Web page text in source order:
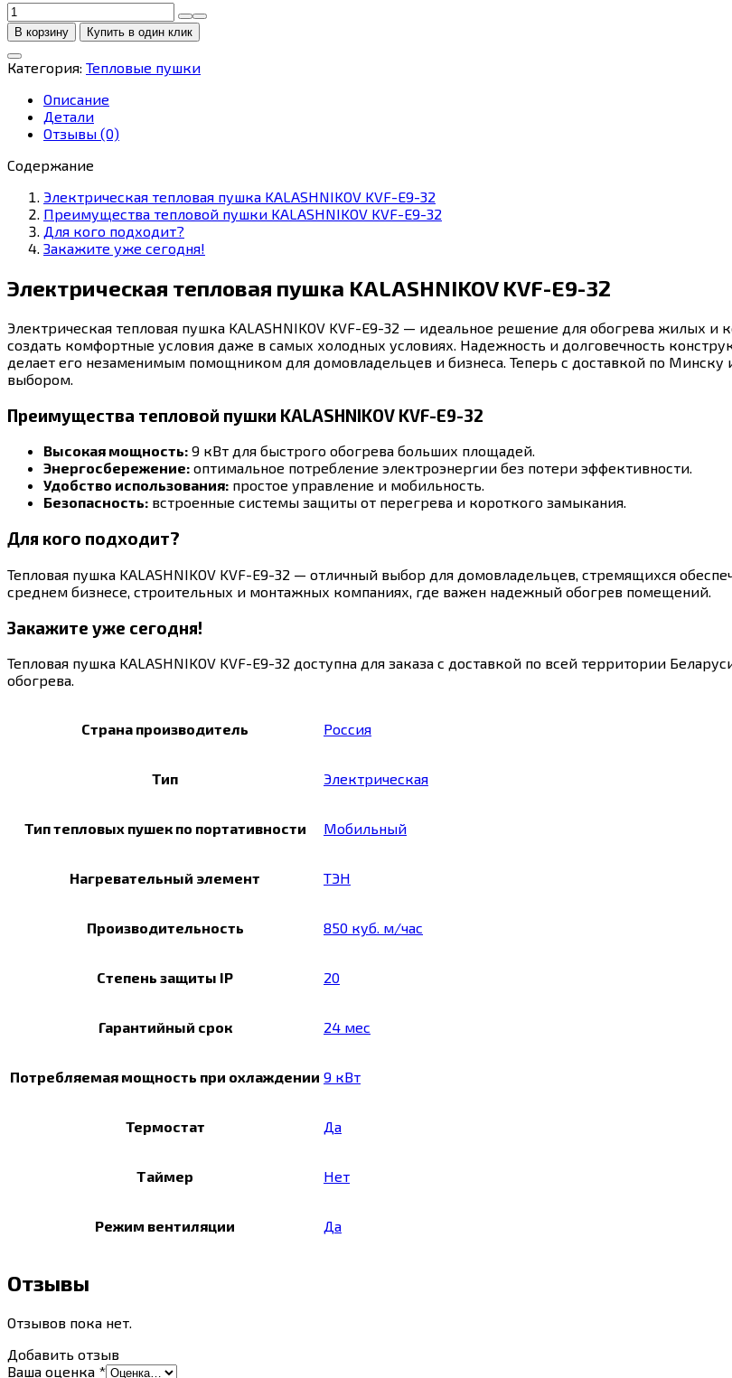
Количество
товара
Пушка
тепловая
электрическая
KALASHNIKOV
KVF-
E9-
В корзину Купить в один клик
Категория: Тепловые пушки
Описание
Детали
Отзывы (0)
Содержание
Электрическая тепловая пушка KALASHNIKOV KVF-E9-32
Преимущества тепловой пушки KALASHNIKOV KVF-E9-32
Для кого подходит?
Закажите уже сегодня!
Электрическая тепловая пушка KALASHNIKOV KVF-E9-32
Электрическая тепловая пушка KALASHNIKOV KVF-E9-32 — идеальное решение для обогрева жилых
создать комфортные условия даже в самых холодных условиях. Надежность и долговечность
делает его незаменимым помощником для домовладельцев и бизнеса. Теперь с доставкой по Минску
выбором.
Преимущества тепловой пушки KALASHNIKOV KVF-E9-32
Высокая мощность: 9 кВт для быстрого обогрева больших площадей.
Энергосбережение: оптимальное потребление электроэнергии без потери эффективности.
Удобство использования: простое управление и мобильность.
Безопасность: встроенные системы защиты от перегрева и короткого замыкания.
Для кого подходит?
Тепловая пушка KALASHNIKOV KVF-E9-32 — отличный выбор для домовладельцев, стремящихся
среднем бизнесе, строительных и монтажных компаниях, где важен надежный обогрев помещений.
Закажите уже сегодня!
Тепловая пушка KALASHNIKOV KVF-E9-32 доступна для заказа с доставкой по всей территории
обогрева.
Страна производитель Россия
Тип Электрическая
Тип тепловых пушек по портативности Мобильный
Нагревательный элемент ТЭН
Производительность 850 куб. м/час
Степень защиты IP 20
Гарантийный срок 24 мес
Потребляемая мощность при охлаждении 9 кВт
Термостат Да
Таймер Нет
Режим вентиляции Да
Отзывы
Отзывов пока нет.
Добавить отзыв
Ваша оценка *